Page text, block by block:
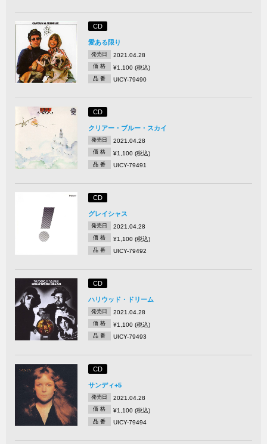
CD
愛ある限り
発売日 2021.04.28
価 格 ¥1,100 (税込)
品 番 UICY-79490
CD
クリアー・ブルー・スカイ
発売日 2021.04.28
価 格 ¥1,100 (税込)
品 番 UICY-79491
CD
グレイシャス
発売日 2021.04.28
価 格 ¥1,100 (税込)
品 番 UICY-79492
CD
ハリウッド・ドリーム
発売日 2021.04.28
価 格 ¥1,100 (税込)
品 番 UICY-79493
CD
サンディ+5
発売日 2021.04.28
価 格 ¥1,100 (税込)
品 番 UICY-79494